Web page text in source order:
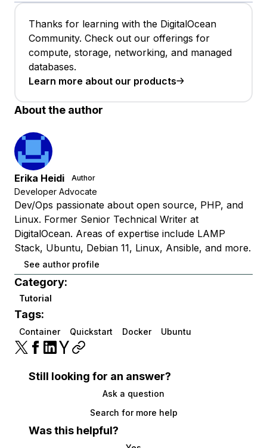
Thanks for learning with the DigitalOcean
Community. Check out our offerings for
compute, storage, networking, and managed
databases.
Learn more about our products
About the author
Erika Heidi Author
Developer Advocate
Dev/Ops passionate about open source, PHP, and
Linux. Former Senior Technical Writer at
DigitalOcean. Areas of expertise include LAMP
Stack, Ubuntu, Debian 11, Linux, Ansible, and more.
See author profile
Category:
Tutorial
Tags:
Container Quickstart Docker Ubuntu
Still looking for an answer?
Ask a question
Search for more help
Was this helpful?